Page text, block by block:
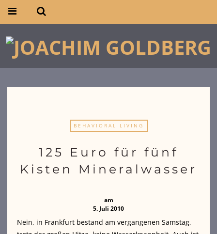
BEHAVIORAL LIVING
125 Euro für fünf
Kisten Mineralwasser
am
5. Juli 2010
Nein, in Frankfurt bestand am vergangenen Samstag,